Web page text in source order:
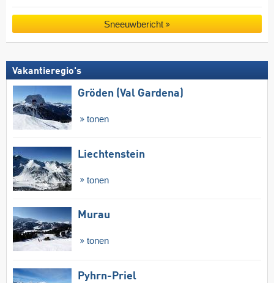
Sneeuwbericht
Vakantieregio's
Gröden (Val Gardena)
tonen
Liechtenstein
tonen
Murau
tonen
Pyhrn-Priel